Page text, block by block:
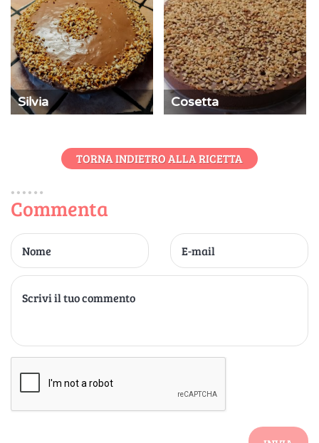
Silvia Cosetta
TORNA INDIETRO ALLA RICETTA
Commenta